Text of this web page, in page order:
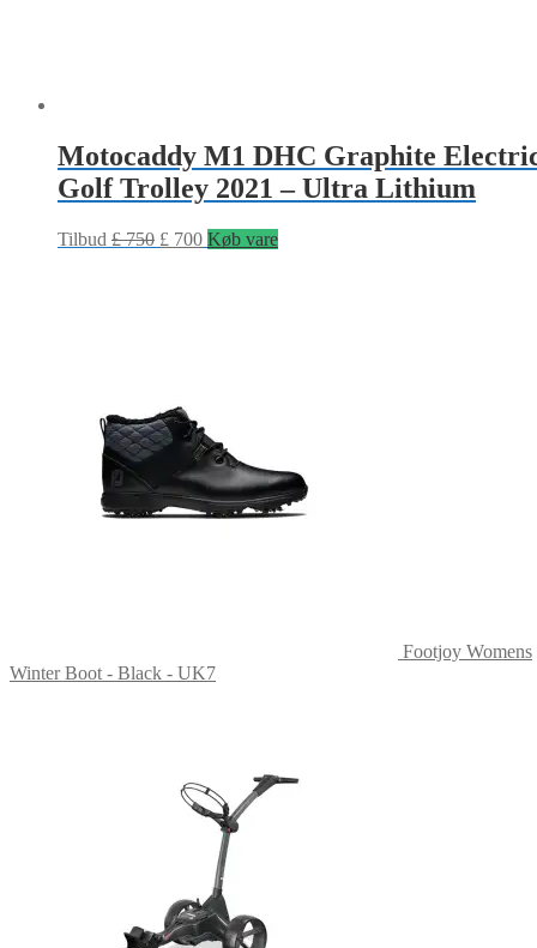
Motocaddy M1 DHC Graphite
Golf Trolley 2021 – Ultra Lithium
Tilbud £750 £ 700 Køb vare
Footjoy Womens
Winter Boot - Black - UK7